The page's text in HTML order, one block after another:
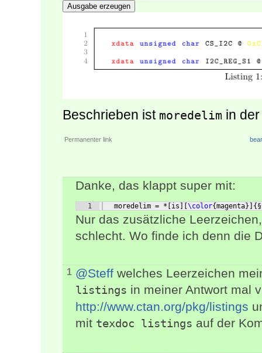
Ausgabe erzeugen
Beschrieben ist moredelim in
Permanenter link
Danke, das klappt super mit:
1
   moredelim = *
[is ] [\color{magenta}] {§
Nur das zusätzliche
schlecht. Wo finde ich denn die
1 @Steff welches Leerzeichen
listings in meiner Antwort mal
http://www.ctan.org/pkg/listings
mit texdoc listings auf der